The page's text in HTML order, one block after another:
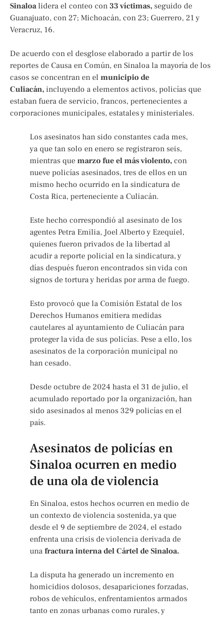
Sinaloalidera el conteo con 33 víctimas, seguido de
Guanajuato, con 27; Michoacán, con 23; Guerrero, 21 y
Veracruz, 16.
De acuerdo con el desglose elaborado a partir de los
reportes de Causa en Común, en Sinaloa la mayoría de los
casos se concentran en el municipio de
Culiacán, incluyendo a elementos activos, policías que
estaban fuera de servicio, francos, pertenecientes a
corporaciones municipales, estatales y ministeriales.
Los asesinatos han sido constantes cada mes,
ya que tan solo en enero se registraron seis,
mientras que marzo fue el más violento, con
nueve policías asesinados, tres de ellos en un
mismo hecho ocurrido en la sindicatura de
Costa Rica, perteneciente a Culiacán.
Este hecho correspondió al asesinato de los
agentes Petra Emilia, Joel Alberto y Ezequiel,
quienes fueron privados de la libertad al
acudir a reporte policial en la sindicatura, y
días después fueron encontrados sin vida con
signos de tortura y heridas por arma de fuego.
Esto provocó que la Comisión Estatal de los
Derechos Humanos emitiera medidas
cautelares al ayuntamiento de Culiacán para
proteger la vida de sus policías. Pese a ello, los
asesinatos de la corporación municipal no
han cesado.
Desde octubre de 2024 hasta el 31 de julio, el
acumulado reportado por la organización, han
sido asesinados al menos 329 policías en el
país.
Asesinatos de policías en
Sinaloa ocurren en medio
de una ola de violencia
En Sinaloa, estos hechos ocurren en medio de
un contexto de violencia sostenida, ya que
desde el 9 de septiembre de 2024, el estado
enfrenta una crisis de violencia derivada de
una fractura interna del Cártel de Sinaloa.
La disputa ha generado un incremento en
homicidios dolosos, desapariciones forzadas,
robos de vehículos, enfrentamientos armados
tanto en zonas urbanas como rurales, y